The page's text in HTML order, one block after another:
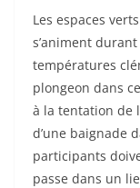
Les espaces
s’animent
températures
plongeon dans
à la tentation de
d’une baignade
participants
passe dans un